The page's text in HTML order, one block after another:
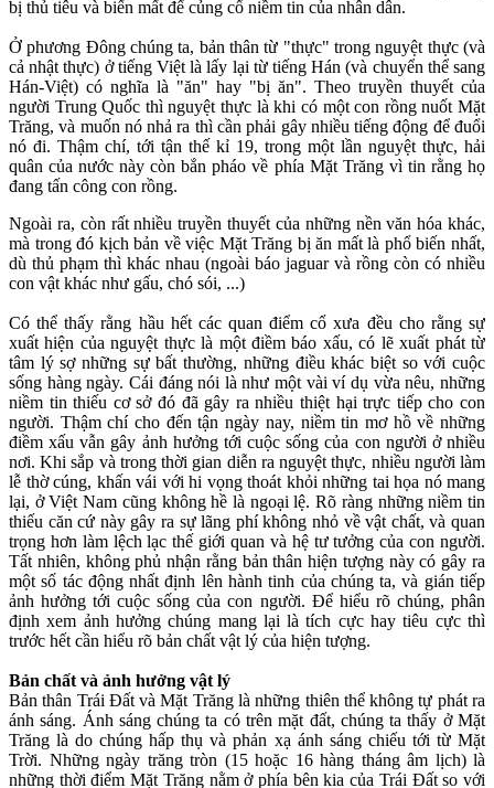
bị thủ tiêu và biến mất để củng cố niềm tin của nhân dân.
Ở phương Đông chúng ta, bản thân từ "thực" trong nguyệt thực (và
cả nhật thực) ở tiếng Việt là lấy lại từ tiếng Hán (và chuyển thể sang
Hán-Việt) có nghĩa là "ăn" hay "bị ăn". Theo truyền thuyết của
người Trung Quốc thì nguyệt thực là khi có một con rồng nuốt Mặt
Trăng, và muốn nó nhả ra thì cần phải gây nhiều tiếng động để đuổi
nó đi. Thậm chí, tới tận thế kỉ 19, trong một lần nguyệt thực, hải
quân của nước này còn bắn pháo về phía Mặt Trăng vì tin rằng họ
đang tấn công con rồng.
Ngoài ra, còn rất nhiều truyền thuyết của những nền văn hóa khác,
mà trong đó kịch bản về việc Mặt Trăng bị ăn mất là phổ biến nhất,
dù thủ phạm thì khác nhau (ngoài báo jaguar và rồng còn có nhiều
con vật khác như gấu, chó sói, ...)
Có thể thấy rằng hầu hết các quan điểm cổ xưa đều cho rằng sự
xuất hiện của nguyệt thực là một điềm báo xấu, có lẽ xuất phát từ
tâm lý sợ những sự bất thường, những điều khác biệt so với cuộc
sống hàng ngày. Cái đáng nói là như một vài ví dụ vừa nêu, những
niềm tin thiếu cơ sở đó đã gây ra nhiều thiệt hại trực tiếp cho con
người. Thậm chí cho đến tận ngày nay, niềm tin mơ hồ về những
điềm xấu vẫn gây ảnh hưởng tới cuộc sống của con người ở nhiều
nơi. Khi sắp và trong thời gian diễn ra nguyệt thực, nhiều người làm
lễ thờ cúng, khấn vái với hi vọng thoát khỏi những tai họa nó mang
lại, ở Việt Nam cũng không hề là ngoại lệ. Rõ ràng những niềm tin
thiếu căn cứ này gây ra sự lãng phí không nhỏ về vật chất, và quan
trọng hơn làm lệch lạc thế giới quan và hệ tư tưởng của con người.
Tất nhiên, không phủ nhận rằng bản thân hiện tượng này có gây ra
một số tác động nhất định lên hành tinh của chúng ta, và gián tiếp
ảnh hưởng tới cuộc sống của con người. Để hiểu rõ chúng, phân
định xem ảnh hưởng chúng mang lại là tích cực hay tiêu cực thì
trước hết cần hiểu rõ bản chất vật lý của hiện tượng.
Bản chất và ảnh hưởng vật lý
Bản thân Trái Đất và Mặt Trăng là những thiên thể không tự phát ra
ánh sáng. Ánh sáng chúng ta có trên mặt đất, chúng ta thấy ở Mặt
Trăng là do chúng hấp thụ và phản xạ ánh sáng chiếu tới từ Mặt
Trời. Những ngày trăng tròn (15 hoặc 16 hàng tháng âm lịch) là
những thời điểm Mặt Trăng nằm ở phía bên kia của Trái Đất so với